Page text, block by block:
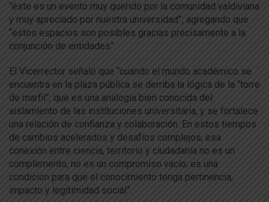
“éste es un evento muy querido por la comunidad valdiviana
y muy apreciado por nuestra universidad”, agregando que
“estos espacios son posibles gracias precisamente a la
conjunción de entidades”.
El Vicerrector señaló que “cuando el mundo académico se
encuentra en la plaza pública se derriba la lógica de la “torre
de marfil”, que es una analogía bien conocida del
aislamiento de las instituciones universitaria, y se fortalece
una relación de confianza y colaboración. En estos tiempos
de cambios acelerados y desafíos complejos, esa
conexión entre ciencia, territorio y ciudadanía no es un
complemento, no es un compromiso vacío; es una
condición para que el conocimiento tenga pertinencia,
impacto y legitimidad social”.